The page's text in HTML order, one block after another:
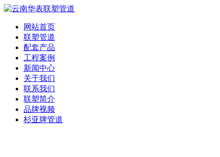
网站首页
联塑管道
配套产品
工程案例
新闻中心
关于我们
联系我们
联塑简介
品牌视频
杉亚牌管道